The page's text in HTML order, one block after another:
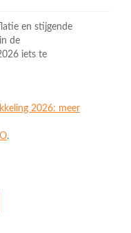
en stijgende
de
iets te
2026: meer
.